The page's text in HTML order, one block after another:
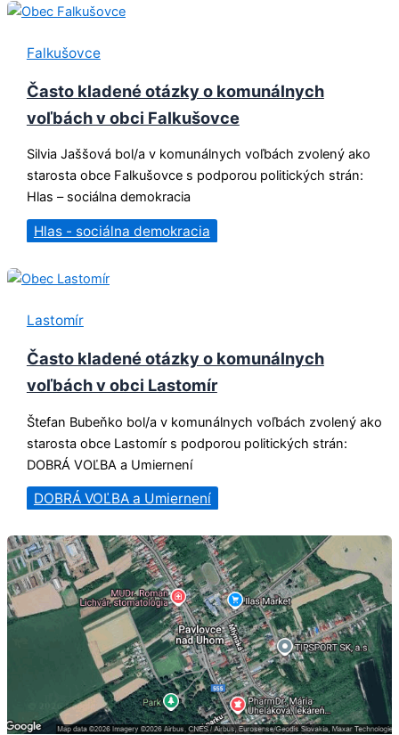
Falkušovce
Často kladené otázky o komunálnych
voľbách v obci Falkušovce
Silvia Jaššová bol/a v komunálnych voľbách zvolený ako
starosta obce Falkušovce s podporou politických strán:
Hlas – sociálna demokracia
Hlas - sociálna demokracia
Lastomír
Často kladené otázky o komunálnych
voľbách v obci Lastomír
Štefan Bubeňko bol/a v komunálnych voľbách zvolený ako
starosta obce Lastomír s podporou politických strán:
DOBRÁ VOĽBA a Umiernení
DOBRÁ VOĽBA a Umiernení